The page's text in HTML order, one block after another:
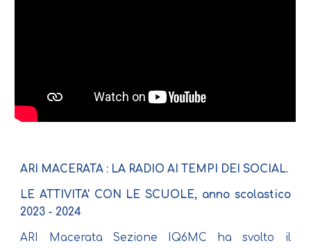
ARI MACERATA : LA RADIO AI TEMPI DEI SOCIAL.
LE ATTIVITA' CON LE SCUOLE, anno scolastico
2023 - 2024
ARI Macerata Sezione IQ6MC ha svolto il